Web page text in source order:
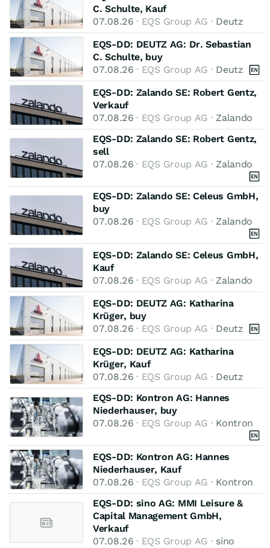
C. Schulte, Kauf
07.08.26 · EQS Group AG · Deutz
EQS-DD: DEUTZ AG: Dr. Sebastian
C. Schulte, buy
07.08.26 · EQS Group AG · Deutz
EQS-DD: Zalando SE: Robert Gentz,
Verkauf
07.08.26 · EQS Group AG · Zalando
EQS-DD: Zalando SE: Robert Gentz,
sell
07.08.26 · EQS Group AG · Zalando
EQS-DD: Zalando SE: Celeus GmbH,
buy
07.08.26 · EQS Group AG · Zalando
EQS-DD: Zalando SE: Celeus GmbH,
Kauf
07.08.26 · EQS Group AG · Zalando
EQS-DD: DEUTZ AG: Katharina
Krüger, buy
07.08.26 · EQS Group AG · Deutz
EQS-DD: DEUTZ AG: Katharina
Krüger, Kauf
07.08.26 · EQS Group AG · Deutz
EQS-DD: Kontron AG: Hannes
Niederhauser, buy
07.08.26 · EQS Group AG · Kontron
EQS-DD: Kontron AG: Hannes
Niederhauser, Kauf
07.08.26 · EQS Group AG · Kontron
EQS-DD: sino AG: MMI Leisure &
Capital Management GmbH,
Verkauf
07.08.26 · EQS Group AG · sino